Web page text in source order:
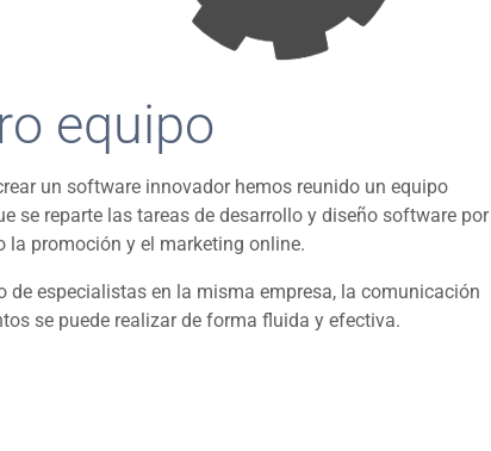
equipo
un software innovador hemos reunido un equipo
se reparte las tareas de desarrollo y diseño software por
la promoción y el marketing online.
de especialistas en la misma empresa, la comunicación
se puede realizar de forma fluida y efectiva.